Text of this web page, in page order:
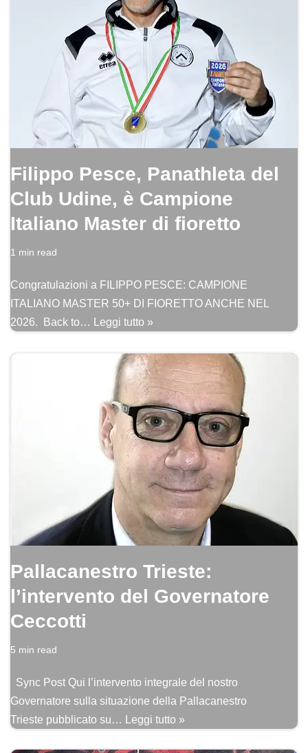
Filippo Pesce, Panathleta del
Club Udine, è Campione
Italiano Master di fioretto
1 min read
Congratulazioni a FILIPPO PESCE: CAMPIONE
ITALIANO MASTER 50+ DI FIORETTO ANCHE NEL
2026. Back to…
Leggi tutto »
Pallacanestro Trieste:
l’intervento del Governatore
Ceccotti
5 min read
Sync Post Qui l’intervento integrale del nostro
Governatore sulla situazione della Pallacanestro
Trieste pubblicato su…
Leggi tutto »